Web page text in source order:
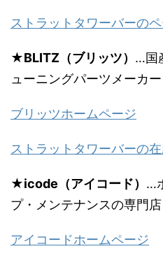
ストラットタワーバーの
★BLITZ（ブリッツ） …国
ューニングパーツメーカー
ブリッツホームページ
ストラットタワーバーの
★icode（アイコード） …
プ・メンテナンスの専門店
アイコードホームページ